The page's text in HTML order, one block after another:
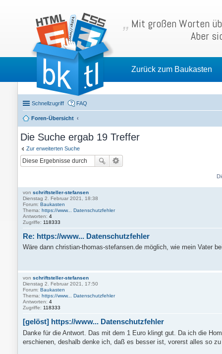
Mit großen Worten
Aber
Zurück zum Baukasten
Schnellzugriff FAQ
Foren-Übersicht
Die Suche ergab 19 Treffer
Zur erweiterten Suche
von schriftsteller-stefansen
Dienstag 2. Februar 2021, 18:38
Forum: Baukasten
Thema: https://www... Datenschutzfehler
Antworten: 4
Zugriffe: 118333
Re: https://www... Datenschutzfehler
Wäre dann christian-thomas-stefansen.de möglich, wie mein Vater
von schriftsteller-stefansen
Dienstag 2. Februar 2021, 17:50
Forum: Baukasten
Thema: https://www... Datenschutzfehler
Antworten: 4
Zugriffe: 118333
[gelöst] https://www... Datenschutzfehler
Danke für die Antwort. Das mit dem 1 Euro klingt gut. Da ich die
erschienen, deshalb denke ich, daß es besser ist, vorerst alles so